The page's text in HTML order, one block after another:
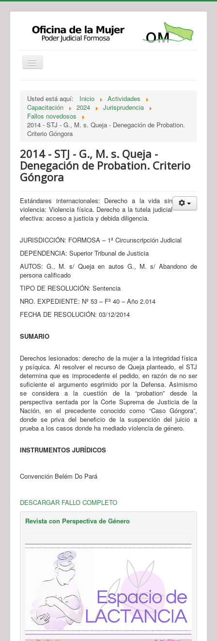
Legislación
Novedades
Recursos y Servicios de Atención
Usted está aquí: Inicio
Actividades
Capacitación
2024
Jurisprudencia
Fallos novedosos
2014 - STJ - G., M. s. Queja - Denegación de Probation.
Criterio Góngora
2014 - STJ - G., M. s. Queja -
Denegación de Probation. Criterio
Góngora
Estándares internacionales: Derecho a la vida sin
violencia: Violencia física. Derecho a la tutela judicial
efectiva: acceso a justicia y debida diligencia.
JURISDICCIÓN: FORMOSA – 1ª Circunscripción Judicial
DEPENDENCIA: Superior Tribunal de Justicia
AUTOS: G., M. s/ Queja en autos G., M. s/ Abandono de
persona calificado
TIPO DE RESOLUCIÓN: Sentencia
NRO. EXPEDIENTE: Nº 53 – Fº 40 – Año 2.014
FECHA DE RESOLUCIÓN: 03/12/2014
SUMARIO
Derechos lesionados: derecho de la mujer a la integridad física
y psíquica. Al resolver el recurso de Queja planteado, el STJ
determina que es improcedente el pedido, en razón de no ser
suficiente el argumento esgrimido por la Defensa. Asimismo
se considera a la cuestión de la “probation” desde la
perspectiva sentada por la Corte Suprema de Justicia de la
Nación, en el precedente conocido como “Caso Góngora”,
donde se priva del beneficio de la suspención del juicio a
prueba a los casos donde ha mediado violencia de género.
INSTRUMENTOS JURÍDICOS
Convención Belém Do Pará
DESCARGAR FALLO COMPLETO
Revista con Perspectiva de Género